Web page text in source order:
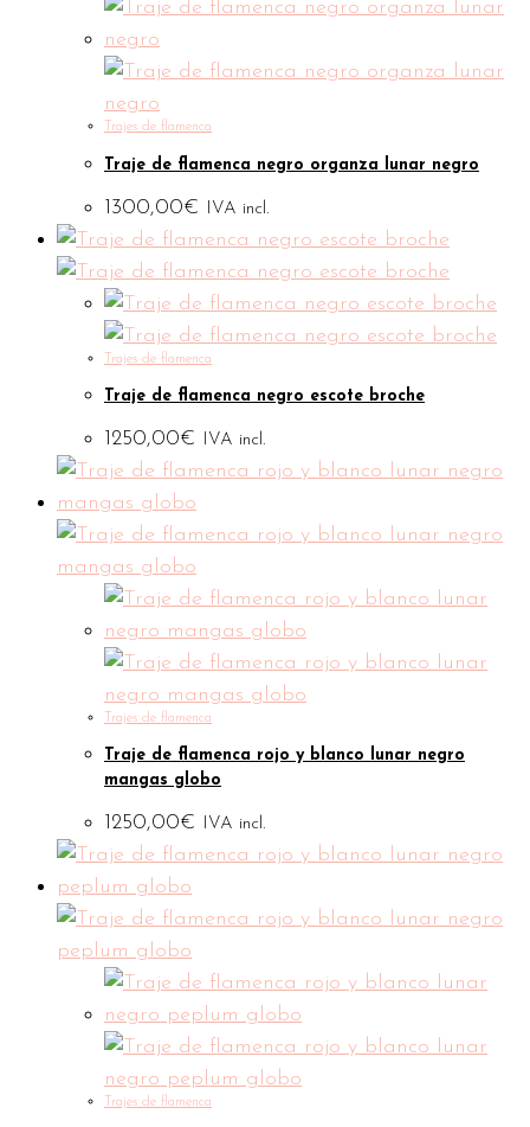
Trajes de flamenca
Traje de flamenca negro organza lunar negro
1300,00€ IVA incl.
Trajes de flamenca
Traje de flamenca negro escote broche
1250,00€ IVA incl.
Trajes de flamenca
Traje de flamenca rojo y blanco lunar negro
mangas globo
1250,00€ IVA incl.
Trajes de flamenca